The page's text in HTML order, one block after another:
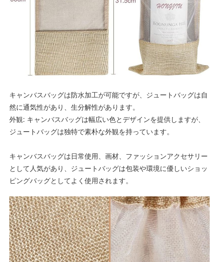
キャンバスバッグは防水加工が可能ですが、ジュートバッグは自
然に通気性があり、生分解性があります。
外観: キャンバスバッグは幅広い色とデザインを提供しますが、
ジュートバッグは独特で素朴な外観を持っています。
キャンバスバッグは日常使用、画材、ファッションアクセサリー
として人気があり、ジュートバッグは包装や環境に優しいショッ
ピングバッグとしてよく使用されます。